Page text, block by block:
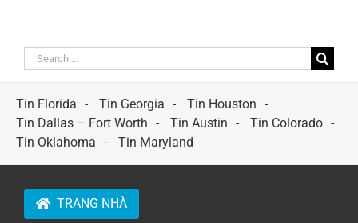
Search
for:
Tin Florida
Tin Georgia
Tin Houston
Tin Dallas – Fort Worth
Tin Austin
Tin Colorado
Tin Oklahoma
Tin Maryland
TRANG NHÀ